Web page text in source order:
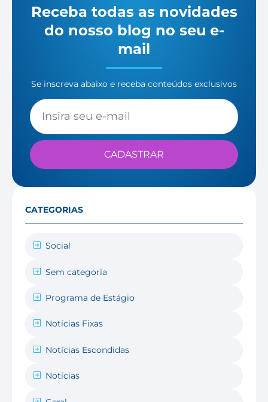
Receba todas as novidades
do nosso blog no seu e-
mail
Se inscreva abaixo e receba conteúdos exclusivos
CADASTRAR
CATEGORIAS
Social
Sem categoria
Programa de Estágio
Notícias Fixas
Notícias Escondidas
Notícias